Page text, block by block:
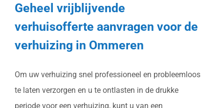
Geheel vrijblijvende
verhuisofferte aanvragen voor de
verhuizing in Ommeren
Om uw verhuizing snel professioneel en probleemloos
te laten verzorgen en u te ontlasten in de drukke
periode voor een verhuizing, kunt u van een